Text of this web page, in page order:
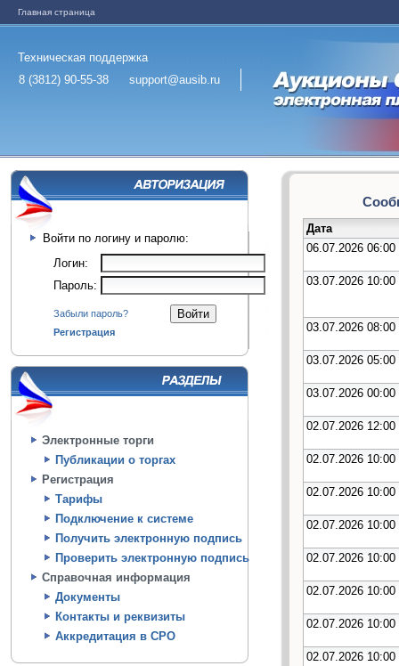
Главная страница
Техническая поддержка
8 (3812) 90-55-38
support@ausib.ru
Войти по логину и паролю:
Логин:
Пароль:
Забыли пароль?
Регистрация
Электронные торги
Публикации о торгах
Регистрация
Тарифы
Подключение к системе
Получить электронную подпись
Проверить электронную подпись
Справочная информация
Документы
Контакты и реквизиты
Аккредитация в СРО
Дата
06.07.2026 06:00
03.07.2026 10:00
03.07.2026 08:00
03.07.2026 05:00
03.07.2026 00:00
02.07.2026 12:00
02.07.2026 10:00
02.07.2026 10:00
02.07.2026 10:00
02.07.2026 10:00
02.07.2026 10:00
02.07.2026 10:00
02.07.2026 10:00